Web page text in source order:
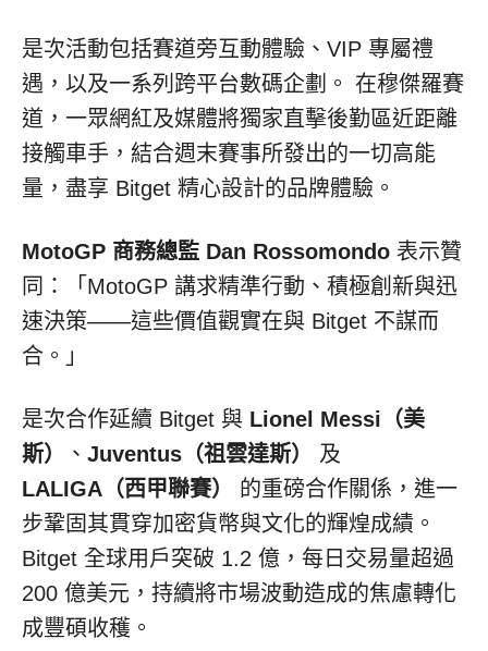
是次活動包括賽道旁互動體驗、VIP 專屬禮
遇，以及一系列跨平台數碼企劃。 在穆傑羅賽
道，一眾網紅及媒體將獨家直擊後勤區近距離
接觸車手，結合週末賽事所發出的一切高能
量，盡享 Bitget 精心設計的品牌體驗。
MotoGP 商務總監 Dan Rossomondo 表示贊
同：「MotoGP 講求精準行動、積極創新與迅
速決策——這些價值觀實在與 Bitget 不謀而
合。」
是次合作延續 Bitget 與 Lionel Messi （美
斯）
、 Juventus （祖雲達斯）
及
LALIGA （西甲聯賽）
的重磅合作關係，進一
步鞏固其貫穿加密貨幣與文化的輝煌成績。
Bitget 全球用戶突破 1.2 億，每日交易量超過
200 億美元，持續將市場波動造成的焦慮轉化
成豐碩收穫。